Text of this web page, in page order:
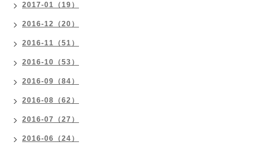
2017-01（19）
2016-12（20）
2016-11（51）
2016-10（53）
2016-09（84）
2016-08（62）
2016-07（27）
2016-06（24）